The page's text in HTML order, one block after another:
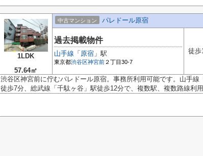
1LDK
57.64㎡
中古マンション パレドール原宿
過去掲載物件
山手線 「 原宿 」駅
東京都渋谷区神宮前 ２丁目30-7
徒歩
渋谷区神宮前に佇むパレドール原宿。事務所利用可能です。山手
徒歩7分、総武線「千駄ヶ谷」駅徒歩12分で、複数駅、複数路線利